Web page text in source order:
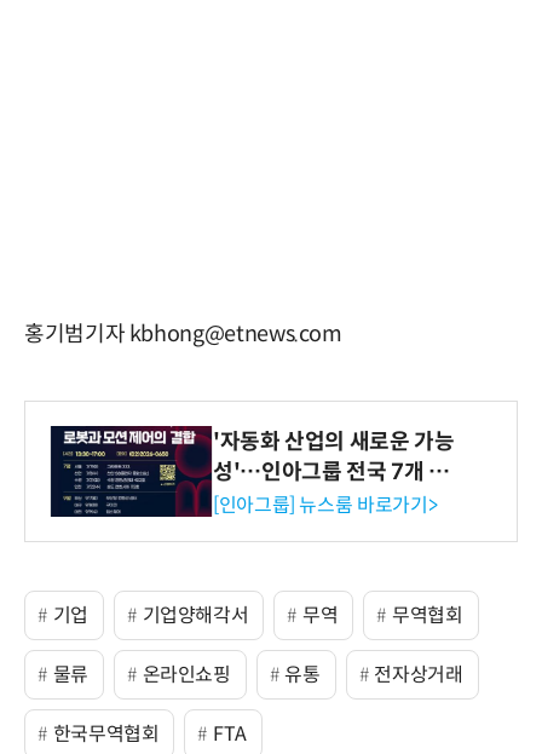
홍기범기자 kbhong@etnews.com
'자동화 산업의 새로운 가능
성'…인아그룹 전국 7개 도
시 세미나 페어 개최
[인아그룹] 뉴스룸 바로가기>
기업 기업양해각서 무역 무역협회
물류 온라인쇼핑 유통 전자상거래
한국무역협회 FTA